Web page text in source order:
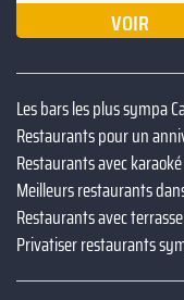
VOIR
Les bars les plus sympa
Restaurants pour un
Restaurants avec
Meilleurs restaurants
Restaurants avec
Privatiser restaurants